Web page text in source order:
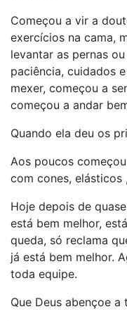
Começou a vir a
exercícios na cama,
levantar as pernas
paciência, cuidados
mexer, começou a
começou a andar
Quando ela deu os
Aos poucos
com cones, elásticos
Hoje depois de
está bem melhor,
queda, só reclama
já está bem melhor.
toda equipe.
Que Deus abençoe a